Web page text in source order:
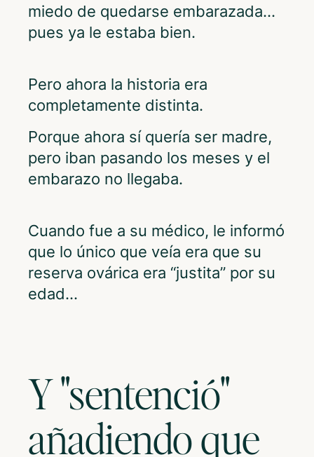
miedo de quedarse embarazada…
pues ya le estaba bien.
Pero ahora la historia era
completamente distinta.
Porque ahora sí quería ser madre,
pero iban pasando los meses y el
embarazo no llegaba.
Cuando fue a su médico, le informó
que lo único que veía era que su
reserva ovárica era “justita” por su
edad…
Y "sentenció"
añadiendo que